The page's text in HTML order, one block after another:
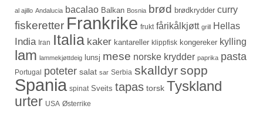
al ajillo Andalucia bacalao Balkan Bosnia brød brødkrydder curry
fiskeretter Frankrike frukt fårikålkjøtt grill Hellas
India Iran Italia kaker kantareller klippfisk kongereker kylling
lam lammekjøttdeig lunsj mese norske krydder paprika pasta
Portugal poteter salat sar Serbia skalldyrsopp
Spania spinat Sveits tapas torsk Tyskland
urter USA Østerrike